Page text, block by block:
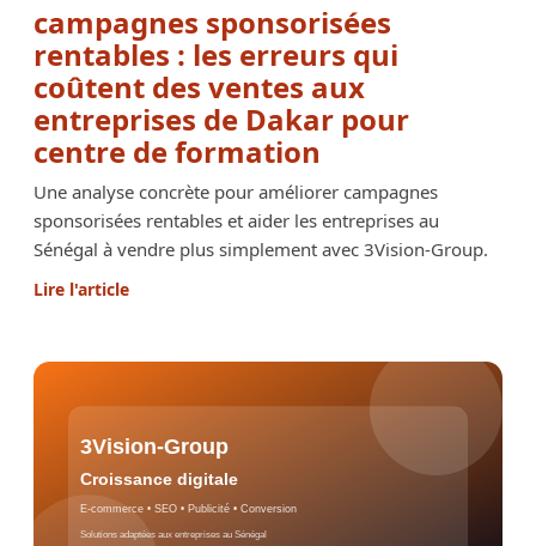
campagnes sponsorisées
rentables : les erreurs qui
coûtent des ventes aux
entreprises de Dakar pour
centre de formation
Une analyse concrète pour améliorer campagnes
sponsorisées rentables et aider les entreprises au
Sénégal à vendre plus simplement avec 3Vision-Group.
Lire l'article